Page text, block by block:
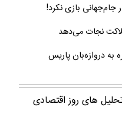
جام‌جهانی بازی نکرد!
به دروازه‌بان پاریس
های روز اقتصادی